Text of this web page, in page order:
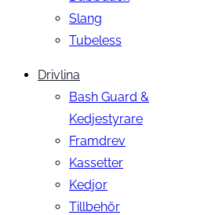
Slang
Tubeless
Drivlina
Bash Guard &
Kedjestyrare
Framdrev
Kassetter
Kedjor
Tillbehör